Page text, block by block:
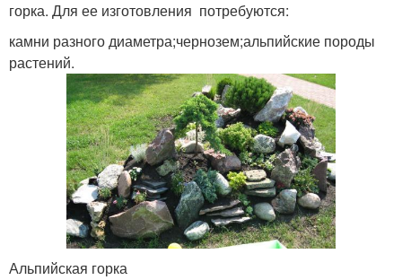
горка. Для ее изготовления потребуются:
камни разного диаметра;чернозем;альпийские породы
растений.
Альпийская горка